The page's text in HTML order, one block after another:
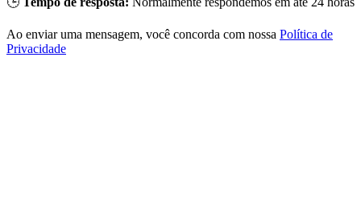
Ao enviar uma mensagem, você concorda com nossa Política de
Privacidade